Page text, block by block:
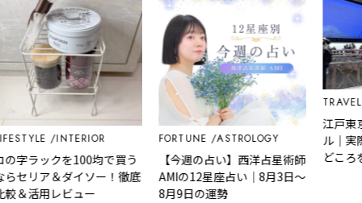
INTERIOR
ックを100均で買う
ア＆ダイソー！徹底
用レビュー
FORTUNE ASTROLOGY
【今週の占い】西洋占星術師
AMIの12星座占い｜8月3日～
8月9日の運勢
TRAVEL
江戸東京博
ル｜実際に
どころを体